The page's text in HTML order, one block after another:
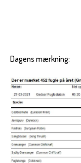
Dagens mærkning: